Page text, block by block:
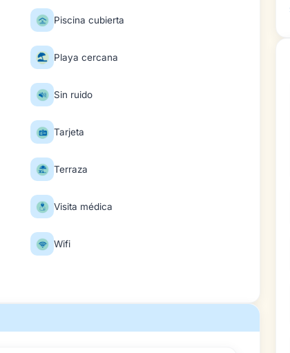
Piscina cubierta
Playa cercana
Sin ruido
Tarjeta
Terraza
Visita médica
Wifi